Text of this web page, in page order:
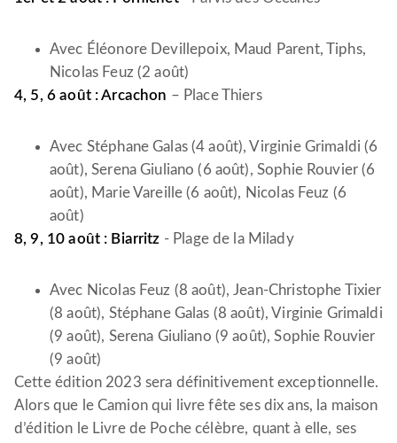
Avec Éléonore Devillepoix, Maud Parent, Tiphs,
Nicolas Feuz (2 août)
4, 5, 6 août : Arcachon – Place Thiers
Avec Stéphane Galas (4 août), Virginie Grimaldi (6
août), Serena Giuliano (6 août), Sophie Rouvier (6
août), Marie Vareille (6 août), Nicolas Feuz (6
août)
8, 9, 10 août : Biarritz - Plage de la Milady
Avec Nicolas Feuz (8 août), Jean-Christophe Tixier
(8 août), Stéphane Galas (8 août), Virginie Grimaldi
(9 août), Serena Giuliano (9 août), Sophie Rouvier
(9 août)
Cette édition 2023 sera définitivement exceptionnelle.
Alors que le Camion qui livre fête ses dix ans, la maison
d’édition le Livre de Poche célèbre, quant à elle, ses